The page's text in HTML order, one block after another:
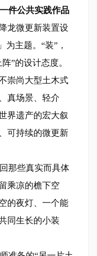
件公共实践作品
龙微更新装置设
为主题。“装”，
”的设计态度。
崇尚大型土木式
真场景、轻介
界遗产的宏大叙
可持续的微更新
那些真实而具体
乘凉的檐下空
的夜灯、一个能
同生长的小装